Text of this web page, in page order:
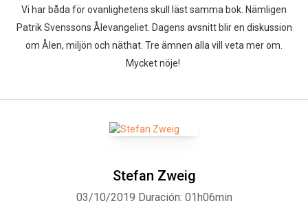
Vi har båda för ovanlighetens skull läst samma bok. Nämligen
Patrik Svenssons Ålevangeliet. Dagens avsnitt blir en diskussion
om Ålen, miljön och näthat. Tre ämnen alla vill veta mer om.
Mycket nöje!
Stefan Zweig
03/10/2019 Duración: 01h06min